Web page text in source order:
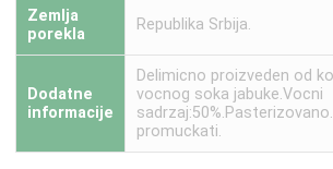
Zemlja
porekla
Republika Srbija.
Dodatne
informacije
Delimicno proizveden od
vocnog soka jabuke.Vocni
promuckati.